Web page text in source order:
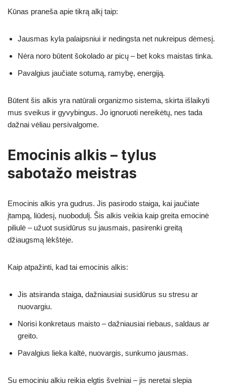
Kūnas praneša apie tikrą alkį taip:
Jausmas kyla palaipsniui ir nedingsta net nukreipus dėmesį.
Nėra noro būtent šokolado ar picų – bet koks maistas tinka.
Pavalgius jaučiate sotumą, ramybę, energiją.
Būtent šis alkis yra natūrali organizmo sistema, skirta išlaikyti
mus sveikus ir gyvybingus. Jo ignoruoti nereikėtų, nes tada
dažnai vėliau persivalgome.
Emocinis alkis – tylus
sabotažo meistras
Emocinis alkis yra gudrus. Jis pasirodo staiga, kai jaučiate
įtampą, liūdesį, nuobodulį. Šis alkis veikia kaip greita emocinė
piliulė – užuot susidūrus su jausmais, pasirenki greitą
džiaugsmą lėkštėje.
Kaip atpažinti, kad tai emocinis alkis:
Jis atsiranda staiga, dažniausiai susidūrus su stresu ar
nuovargiu.
Norisi konkretaus maisto – dažniausiai riebaus, saldaus ar
greito.
Pavalgius lieka kaltė, nuovargis, sunkumo jausmas.
Su emociniu alkiu reikia elgtis švelniai – jis neretai slepia